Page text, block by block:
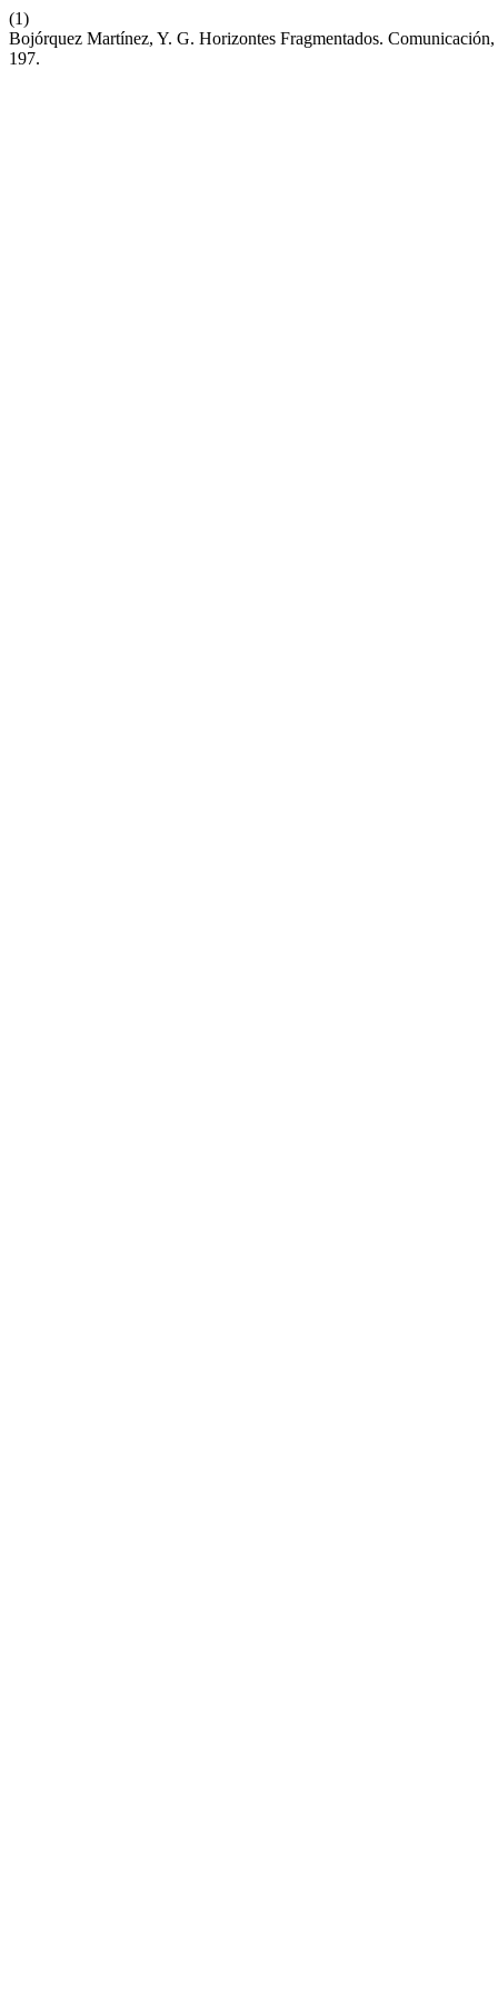
(1)
Bojórquez Martínez, Y. G. Horizontes Fragmentados.
197.